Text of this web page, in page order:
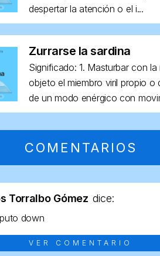
despertar la atención o el i...
Zurrarse la sardina
Significado: 1. Masturbar con
objeto el miembro viril propio o
de un modo enérgico con
COMENTARIOS
Torralbo Gómez dice:
down
VER COMENTARIO